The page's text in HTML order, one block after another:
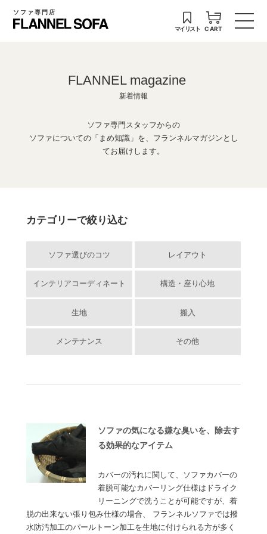
ソファ専門店
マイリスト CART
FLANNEL magazine
新着情報
ソファ専門スタッフからの
ソファについての「まめ知識」を、フランネルマガジンとし
てお届けします。
カテゴリーで絞り込む
ソファ選びのコツ レイアウト
インテリアコーディネート 構造・座り心地
生地 搬入
メンテナンス その他
ソファの気になる嫌な臭いを、除去す
る効果的なアイテム
カバーの汚れに関して、ソファカバーの
着脱可能なカバーリング仕様はドライク
リーニングで洗うことが可能ですが、着
脱の出来ない張り包み仕様の場合、 フランネルソファでは撥
水防汚加工のパールトーン加工を生地に付けられる方が多く